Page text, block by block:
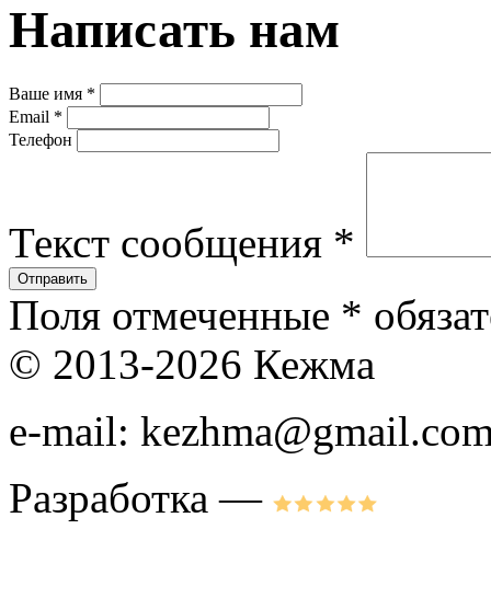
Написать нам
Ваше имя *
Email *
Телефон
Текст сообщения *
Поля отмеченные *
© 2013-2026 Кежма
e-mail:
Разработка —